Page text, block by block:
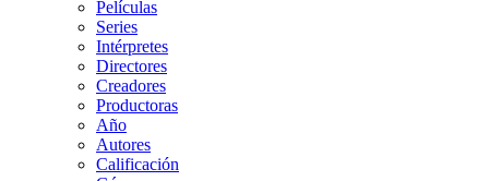
Películas
Series
Intérpretes
Directores
Creadores
Productoras
Año
Autores
Calificación